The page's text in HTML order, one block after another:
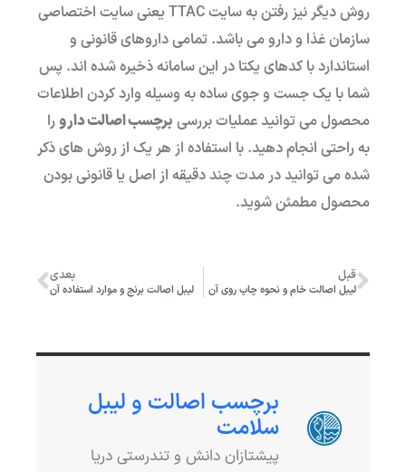
روش دیگر نیز رفتن به سایت TTAC یعنی سایت اختصاصی
سازمان غذا و دارو می باشد. تمامی داروهای قانونی و
استاندارد با کدهای یکتا در این سامانه ذخیره شده اند. پس
شما با یک جست و جوی ساده به وسیله وارد کردن اطلاعات
محصول می توانید عملیات بررسی برچسب اصالت دارو را
به راحتی انجام دهید. با استفاده از هر یک از روش های ذکر
شده می توانید در مدت چند دقیقه از اصل یا قانونی بودن
محصول مطمئن شوید.
قبل
لیبل اصالت خام و نحوه چاپ روی آن
بعدی
لیبل اصالت برنج و موارد استفاده آن
برچسب اصالت و لیبل
سلامت
پیشتازان دانش و تندرستی دریا